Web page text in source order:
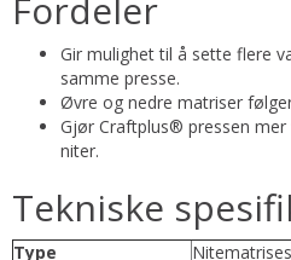
Fordeler
Gir mulighet til å sette flere
samme presse.
Øvre og nedre matriser
Gjør Craftplus® pressen mer
niter.
Tekniske
Type